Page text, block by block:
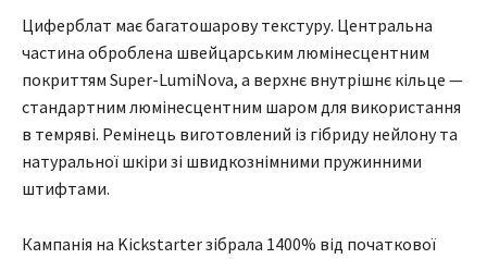
Циферблат має багатошарову текстуру. Центральна
частина оброблена швейцарським люмінесцентним
покриттям Super-LumiNova, а верхнє внутрішнє кільце —
стандартним люмінесцентним шаром для використання
в темряві. Ремінець виготовлений із гібриду нейлону та
натуральної шкіри зі швидкознімними пружинними
штифтами.
Кампанія на Kickstarter зібрала 1400% від початкової